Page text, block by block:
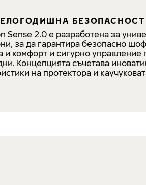
БЕЗОПАСНОСТ
Sense 2.0 е разработена за
за да гарантира безопасно
и комфорт и сигурно управление
Концепцията съчетава
на протектора и